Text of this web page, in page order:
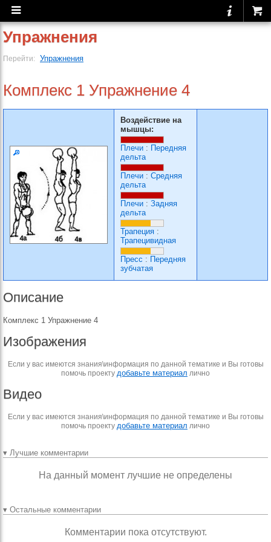
Упражнения
Перейти: Упражнения
Комплекс 1 Упражнение 4
Воздействие на
мышцы:
Плечи : Передняя
дельта
Плечи : Средняя
дельта
Плечи : Задняя
дельта
Трапеция :
Трапецивидная
Пресс : Передняя
зубчатая
Описание
Комплекс 1 Упражнение 4
Изображения
Если у вас имеются знания\информация по данной тематике и Вы готовы
помочь проекту добавьте материал лично
Видео
Если у вас имеются знания\информация по данной тематике и Вы готовы
помочь проекту добавьте материал лично
▾ Лучшие комментарии
На данный момент лучшие не определены
▾ Остальные комментарии
Комментарии пока отсутствуют.